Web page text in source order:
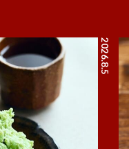
2026.8.5